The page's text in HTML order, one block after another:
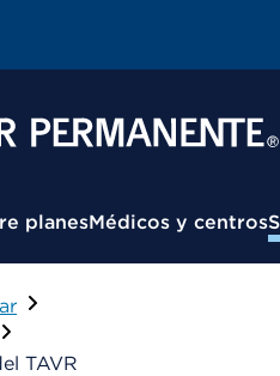
planesMédicos y centros
TAVR